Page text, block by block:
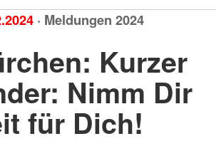
· Meldungen 2024
Kurzer
Nimm Dir
für Dich!